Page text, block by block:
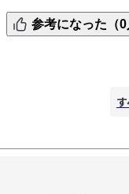
使用感はもちろん、パ
している商品のひとつ！
参考になった（0